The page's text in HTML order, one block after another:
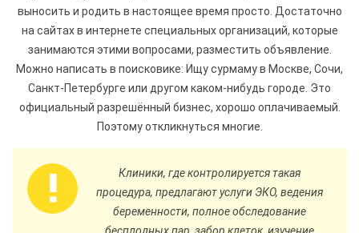
выносить и родить в настоящее время просто. Достаточно
на сайтах в интернете специальных организаций, которые
занимаются этими вопросами, разместить объявление.
Можно написать в поисковике: Ищу сурмаму в Москве, Сочи,
Санкт-Петербурге или другом каком-нибудь городе. Это
официальный разрешённый бизнес, хорошо оплачиваемый.
Поэтому откликнуться многие.
Клиники, где контролируется такая
процедура, предлагают услуги ЭКО, ведения
беременности, полное обследование
бесплодных пар, забор клеток, изучение